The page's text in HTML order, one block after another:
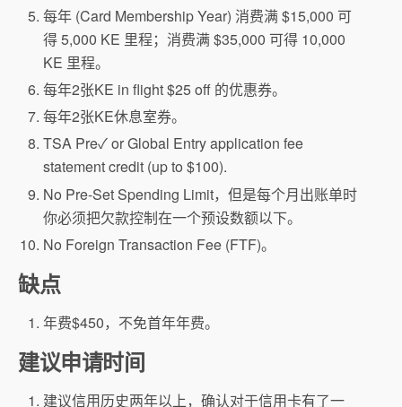
每年 (Card Membership Year) 消费满 $15,000 可
得 5,000 KE 里程；消费满 $35,000 可得 10,000
KE 里程。
每年2张KE in flight $25 off 的优惠券。
每年2张KE休息室券。
TSA Pre✓ or Global Entry application fee
statement credit (up to $100).
No Pre-Set Spending Limit，但是每个月出账单时
你必须把欠款控制在一个预设数额以下。
No Foreign Transaction Fee (FTF)。
缺点
年费$450，不免首年年费。
建议申请时间
建议信用历史两年以上，确认对于信用卡有了一